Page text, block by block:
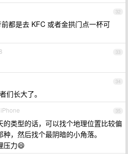
32
都是去 KFC 或者金拱门点一杯可
33
34
们长大了。
35
类型的话，可以找个地理位置比较偏
，然后找个最阴暗的小角落。
压力😄